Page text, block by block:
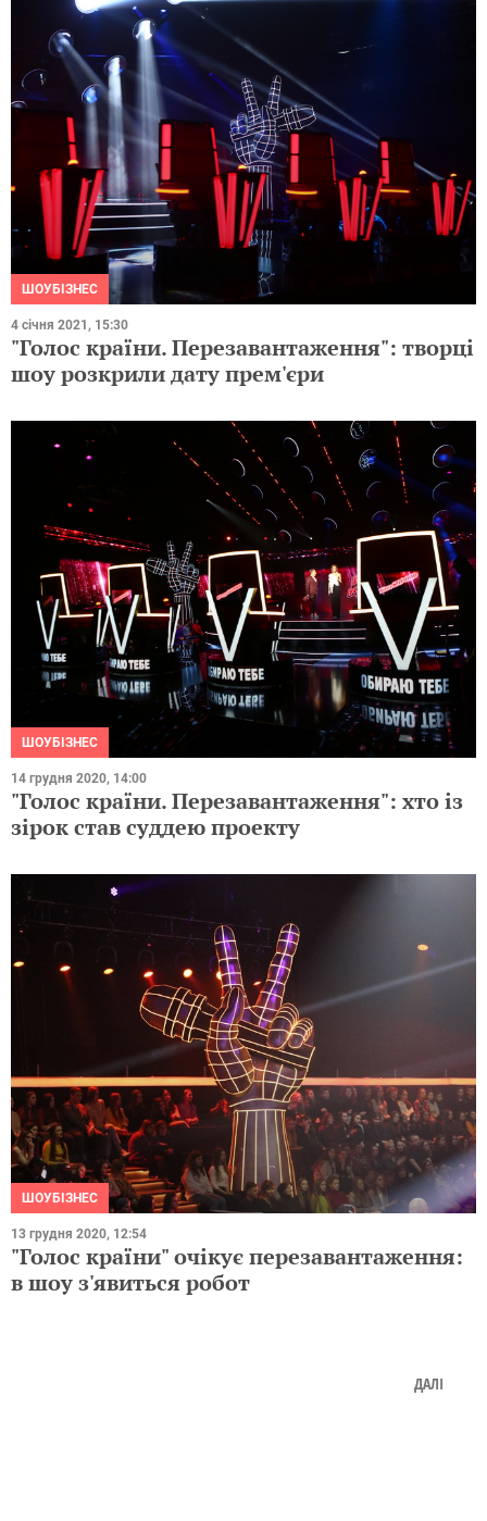
ШОУБІЗНЕС
4 січня 2021, 15:30
"Голос країни. Перезавантаження": творці
шоу розкрили дату прем'єри
ШОУБІЗНЕС
14 грудня 2020, 14:00
"Голос країни. Перезавантаження": хто із
зірок став суддею проекту
ШОУБІЗНЕС
13 грудня 2020, 12:54
"Голос країни" очікує перезавантаження:
в шоу з'явиться робот
ДАЛІ